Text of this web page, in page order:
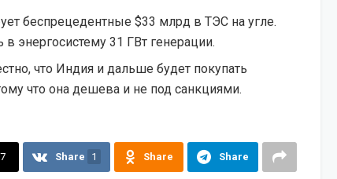
беспрецедентные $33 млрд в ТЭС на угле.
в энергосистему 31 ГВт генерации.
что Индия и дальше будет покупать
что она дешева и не под санкциями.
7 Share 1 Share Share